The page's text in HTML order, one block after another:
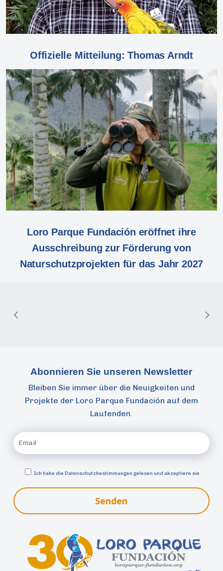
Offizielle Mitteilung: Thomas Arndt
Loro Parque Fundación eröffnet ihre
Ausschreibung zur Förderung von
Naturschutzprojekten für das Jahr 2027
Abonnieren Sie unseren Newsletter
Bleiben Sie immer über die Neuigkeiten und
Projekte der Loro Parque Fundación auf dem
Laufenden.
Ich habe dieDatenschutzbestimmungen gelesen und akzeptiere sie
Senden